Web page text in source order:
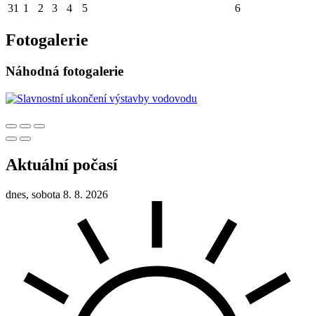
31 1 2 3 4 5 6
Fotogalerie
Náhodná fotogalerie
Aktuální počasí
dnes, sobota 8. 8. 2026